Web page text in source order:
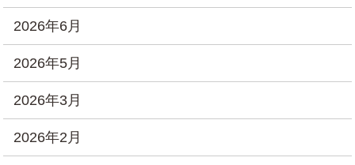
2026年6月
2026年5月
2026年3月
2026年2月